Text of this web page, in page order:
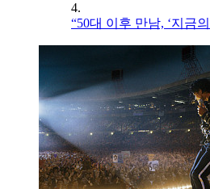
4.
“50대 이후 만남, ‘지금